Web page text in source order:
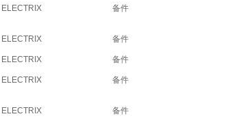
ELECTRIX 备件
ELECTRIX 备件
ELECTRIX 备件
ELECTRIX 备件
ELECTRIX 备件